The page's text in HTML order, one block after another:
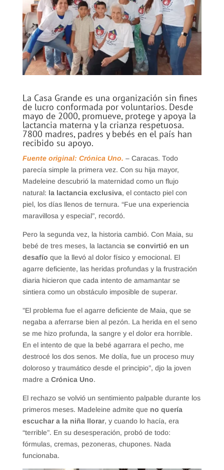
La Casa Grande es una organización sin fines
de lucro conformada por voluntarios. Desde
mayo de 2000, promueve, protege y apoya la
lactancia materna y la crianza respetuosa.
7800 madres, padres y bebés en el país han
recibido su apoyo.
Fuente original: Crónica Uno. – Caracas. Todo
parecía simple la primera vez. Con su hija mayor,
Madeleine descubrió la maternidad como un flujo
natural: la lactancia exclusiva, el contacto piel con
piel, los días llenos de ternura. “Fue una experiencia
maravillosa y especial”, recordó.
Pero la segunda vez, la historia cambió. Con Maia, su
bebé de tres meses, la lactancia se convirtió en un
desafío que la llevó al dolor físico y emocional. El
agarre deficiente, las heridas profundas y la frustración
diaria hicieron que cada intento de amamantar se
sintiera como un obstáculo imposible de superar.
​”El problema fue el agarre deficiente de Maia, que se
negaba a aferrarse bien al pezón. La herida en el seno
se me hizo profunda, la sangre y el dolor era horrible.
En el intento de que la bebé agarrara el pecho, me
destrocé los dos senos. Me dolía, fue un proceso muy
doloroso y traumático desde el principio”, djo la joven
madre a Crónica Uno.
El rechazo se volvió un sentimiento palpable durante los
primeros meses. Madeleine admite que no quería
escuchar a la niña llorar, y cuando lo hacía, era
“terrible”. En su desesperación, probó de todo:
fórmulas, cremas, pezoneras, chupones. Nada
funcionaba.